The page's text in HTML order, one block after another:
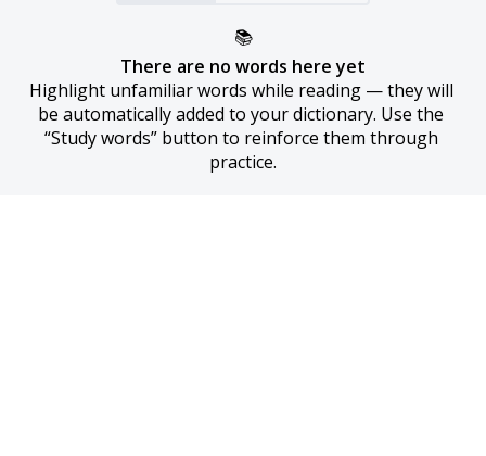
📚
There are no words here yet
Highlight unfamiliar words while reading — they will
be automatically added to your dictionary. Use the
“Study words” button to reinforce them through
practice.